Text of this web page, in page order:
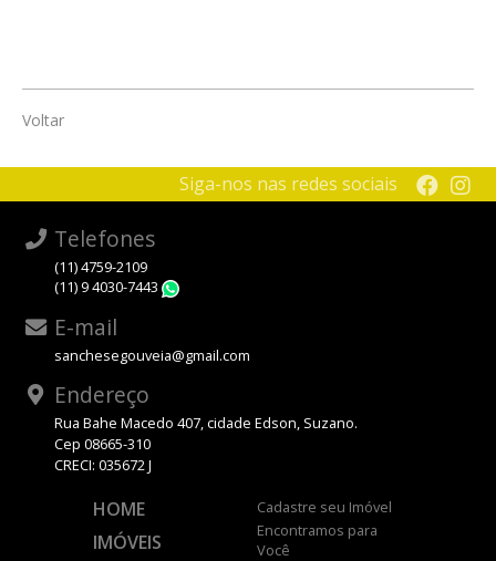
Voltar
Siga-nos nas redes sociais
Telefones
(11) 4759-2109
(11) 9 4030-7443
E-mail
sanchesegouveia@gmail.com
Endereço
Rua Bahe Macedo 407, cidade Edson, Suzano.
Cep 08665-310
CRECI: 035672 J
HOME
IMÓVEIS
Cadastre seu Imóvel
Encontramos para
Você